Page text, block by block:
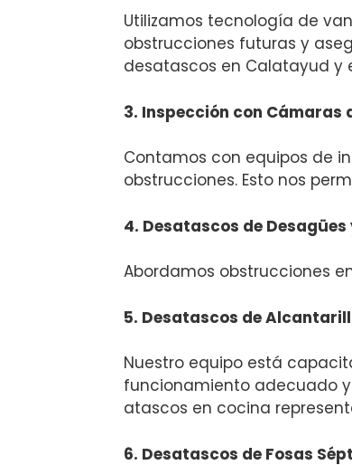
Utilizamos tecnología de
obstrucciones futuras y
desatascos en Calatayud y
3. Inspección con Cámaras
Contamos con equipos de
obstrucciones. Esto nos
4. Desatascos de
Abordamos obstrucciones
5. Desatascos de
Nuestro equipo está
funcionamiento adecuado y
atascos en cocina
6. Desatascos de Fosas